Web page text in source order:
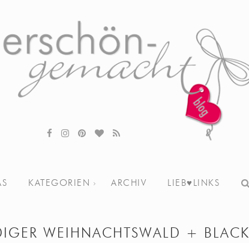
KATEGORIEN ARCHIV LIEB♥LINKS
WEIHNACHTSWALD + BLACK